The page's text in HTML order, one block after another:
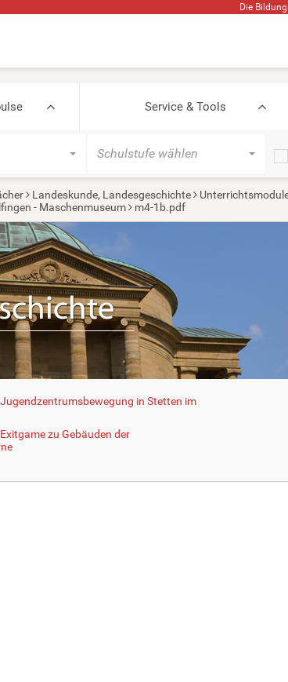
Die
Service & Tools
Schulstufe wählen
Landeskunde, Landesgeschichte
- Maschenmuseum m4-1b.pdf
Jugendzentrumsbewegung in Stetten im
zu Gebäuden der